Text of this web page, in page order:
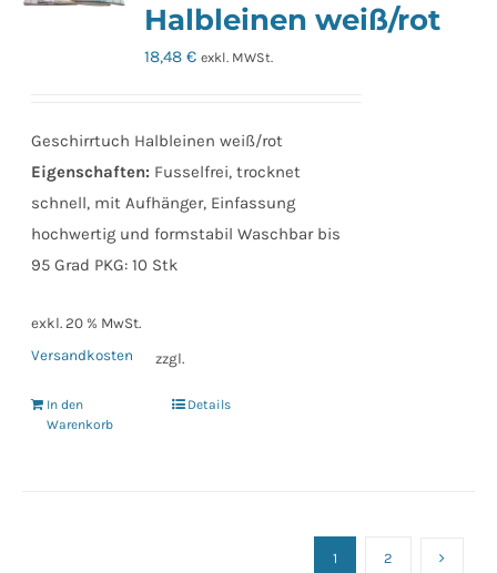
Halbleinen weiß/rot
18,48€ exkl. MWSt.
Geschirrtuch Halbleinen weiß/rot
Eigenschaften: Fusselfrei, trocknet
schnell, mit Aufhänger, Einfassung
hochwertig und formstabil Waschbar bis
95 Grad PKG: 10 Stk
exkl. 20 % MwSt.
zzgl.
Versandkosten
In den
Warenkorb
Details
1 2